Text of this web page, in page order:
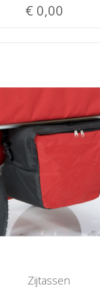
€ 0,00
Zijtassen